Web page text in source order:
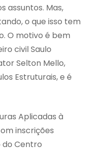
assuntos. Mas,
o que isso tem
O motivo é bem
civil Saulo
Selton Mello,
Estruturais, e é
Aplicadas à
inscrições
Centro